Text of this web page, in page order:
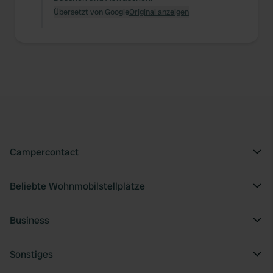
Übersetzt von GoogleOriginal anzeigen
Campercontact
Beliebte Wohnmobilstellplätze
Business
Sonstiges